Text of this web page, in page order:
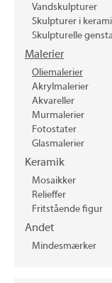
Vandskulpturer
Skulpturer i
Skulpturelle
Malerier
Oliemalerier
Akrylmalerier
Akvareller
Murmalerier
Fotostater
Glasmalerier
Keramik
Mosaikker
Relieffer
Fritstående figur
Andet
Mindesmærker